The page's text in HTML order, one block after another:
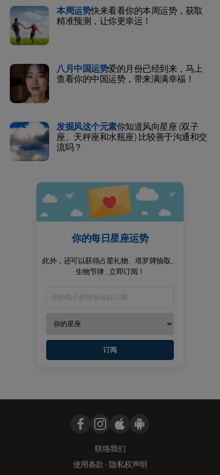
本周运势快来看看你的本周运势，获取
精准预测，让你更幸运！
八月中国运势爱的月份已经到来，马上
查看你的中国运势，带来满满幸福！
发掘风这个元素你知道风向星座 (双子
座、天秤座和水瓶座) 比较善于沟通和交
流吗？
你的每日星座运势
此外，还可以获得占星礼物、塔罗牌抽取、
生物节律...立即订阅！
订阅
联络我们
使用条款- 隐私权声明